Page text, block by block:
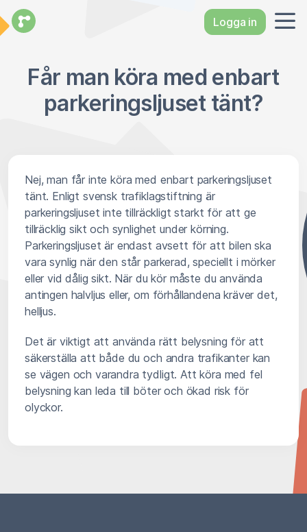
Logga in
Får man köra med enbart
parkeringsljuset tänt?
Nej, man får inte köra med enbart parkeringsljuset
tänt. Enligt svensk trafiklagstiftning är
parkeringsljuset inte tillräckligt starkt för att ge
tillräcklig sikt och synlighet under körning.
Parkeringsljuset är endast avsett för att bilen ska
vara synlig när den står parkerad, speciellt i mörker
eller vid dålig sikt. När du kör måste du använda
antingen halvljus eller, om förhållandena kräver det,
helljus.
Det är viktigt att använda rätt belysning för att
säkerställa att både du och andra trafikanter kan
se vägen och varandra tydligt. Att köra med fel
belysning kan leda till böter och ökad risk för
olyckor.